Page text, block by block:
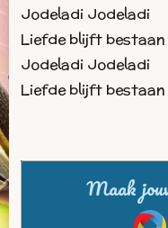
Jodeladi Jodeladi
Liefde blijft bestaan
Jodeladi Jodeladi
Liefde blijft bestaan
Maak